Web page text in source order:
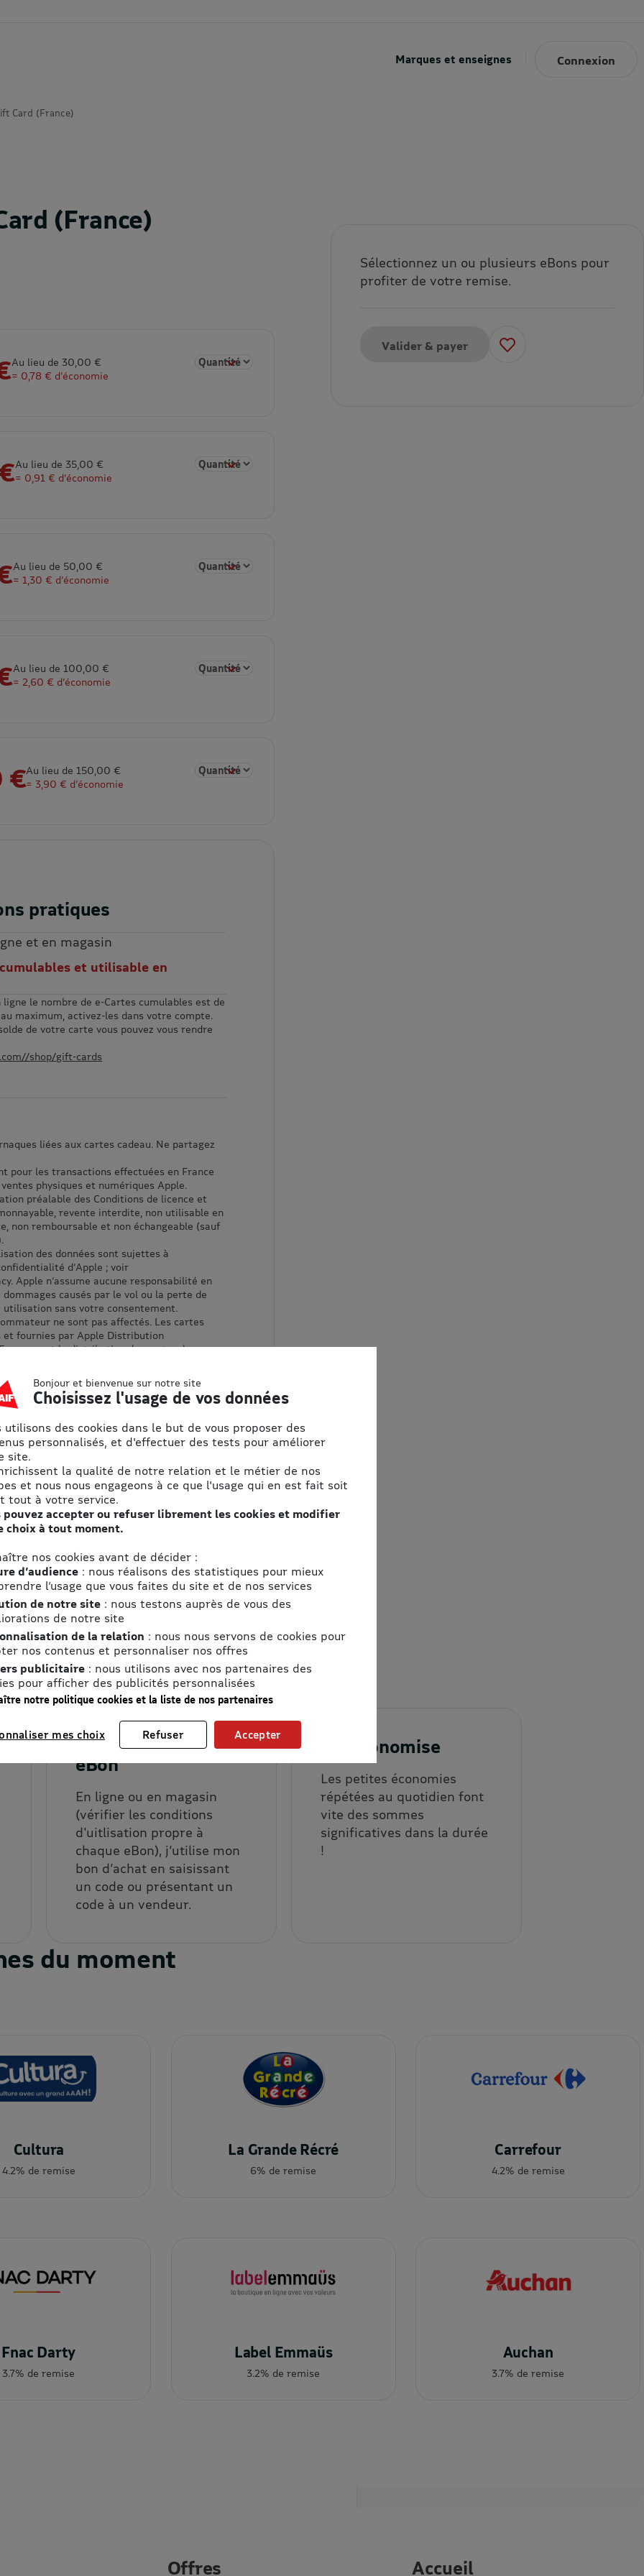
Marques et enseignes Connexion
Card (France)
(France)
Au lieu de 30,00 €
= 0,78 € d’économie
Sélectionner la quantité pour eCarte cadeau 30€
Au lieu de 35,00 €
= 0,91 € d’économie
Sélectionner la quantité pour eCarte cadeau 35€
Au lieu de 50,00 €
= 1,30 € d’économie
Sélectionner la quantité pour eCarte cadeau 50€
Au lieu de 100,00 €
= 2,60 € d’économie
Sélectionner la quantité pour eCarte cadeau 100€
€Au lieu de 150,00 €
= 3,90 € d’économie
Sélectionner la quantité pour eCarte cadeau 150€
pratiques
et en magasin
et utilisable en
ligne le nombre de e-Cartes cumulables est de
maximum, activez-les dans votre compte.
de votre carte vous pouvez vous rendre
shop/gift-cards
liées aux cartes cadeau. Ne partagez
pour les transactions effectuées en France
physiques et numériques Apple.
préalable des Conditions de licence et
revente interdite, non utilisable en
non remboursable et non échangeable (sauf
des données sont sujettes à
d’Apple ; voir
Apple n’assume aucune responsabilité en
dommages causés par le vol ou la perte de
sans votre consentement.
ne sont pas affectés. Les cartes
et fournies par Apple Distribution
assurant la distribution des cartes, le
qu’agent au nom d’Apple Distribution
à conditions ; voir
gc.
l’iTunes Store/l’App Store est
à un usage légal et personnel.
de votre carte vous pouvez vous rendre
shop/gift-cards
International Ltd. Tous droits
Sélectionnez un ou plusieurs eBons pour
profiter de votre remise.
Valider & payer
des
quotidien
avec les promotions :
2. J’utilise mon
eBon
En ligne ou en magasin
(vérifier les conditions
d'uitlisation propre à
chaque eBon), j’utilise mon
bon d’achat en saisissant
un code ou présentant un
code à un vendeur.
3. J'économise
Les petites économies
répétées au quotidien font
vite des sommes
significatives dans la durée
!
du moment
Cultura
4.2% de remise
La Grande Récré
6% de remise
Carrefour
4.2% de remise
Fnac Darty
3.7% de remise
Label Emmaüs
3.2% de remise
Auchan
3.7% de remise
Offres Accueil
Bonjour et bienvenue sur notre site
Choisissez l'usage de vos données
utilisons des cookies dans le but de vous proposer des
personnalisés, et d'effectuer des tests pour améliorer
site.
la qualité de notre relation et le métier de nos
et nous nous engageons à ce que l'usage qui en est fait soit
tout à votre service.
pouvez accepter ou refuser librement les cookies et modifier
choix à tout moment.
nos cookies avant de décider :
d’audience : nous réalisons des statistiques pour mieux
l’usage que vous faites du site et de nos services
de notre site : nous testons auprès de vous des
de notre site
de la relation : nous nous servons de cookies pour
nos contenus et personnaliser nos offres
publicitaire : nous utilisons avec nos partenaires des
pour afficher des publicités personnalisées
notre politique cookies et la liste de nos partenaires
mes choix Refuser Accepter